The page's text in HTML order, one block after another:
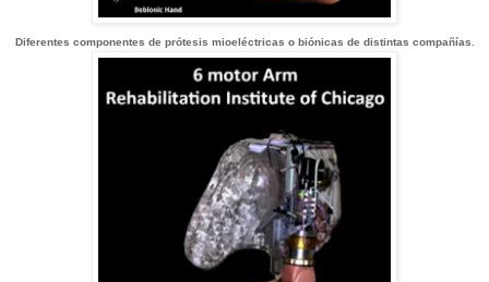
Diferentes componentes de prótesis mioeléctricas o biónicas de distintas compañías.